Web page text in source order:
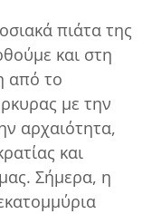
πιάτα της
και στη
από το
με την
αρχαιότητα,
και
Σήμερα, η